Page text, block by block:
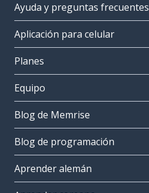
Ayuda y preguntas frecuentes
Aplicación para celular
Planes
Equipo
Blog de Memrise
Blog de programación
Aprender alemán